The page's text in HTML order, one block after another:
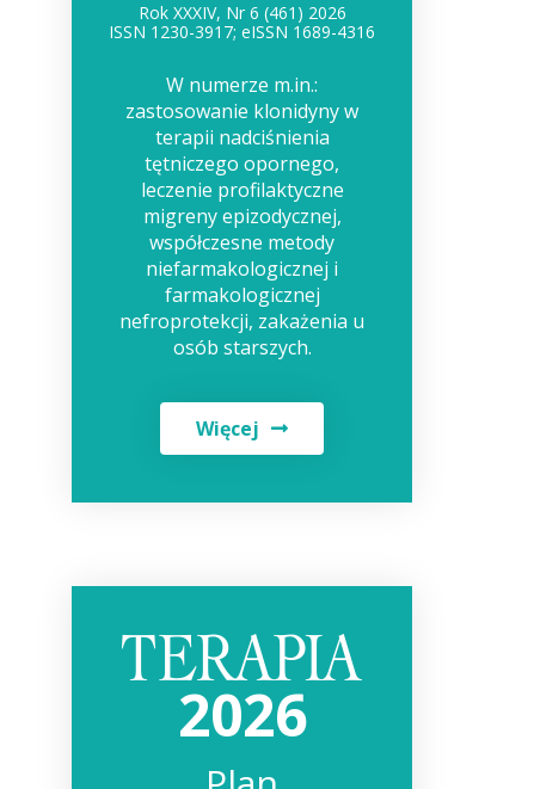
Rok XXXIV, Nr 6 (461) 2026
ISSN 1230-3917; eISSN 1689-4316
W numerze m.in.:
zastosowanie klonidyny w
terapii nadciśnienia
tętniczego opornego,
leczenie profilaktyczne
migreny epizodycznej,
współczesne metody
niefarmakologicznej i
farmakologicznej
nefroprotekcji, zakażenia u
osób starszych.
Więcej
2026